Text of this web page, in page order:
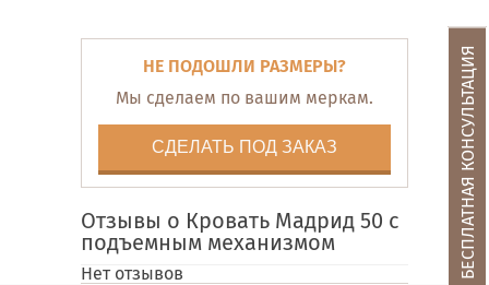
НЕ ПОДОШЛИ РАЗМЕРЫ?
Мы сделаем по вашим меркам.
СДЕЛАТЬ ПОД ЗАКАЗ
Отзывы о Кровать Мадрид 50 с
подъемным механизмом
Нет отзывов БЕСПЛАТНАЯ КОНСУЛЬТАЦИЯ